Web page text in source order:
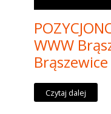
WWW
Brąszewice
Czytaj dalej